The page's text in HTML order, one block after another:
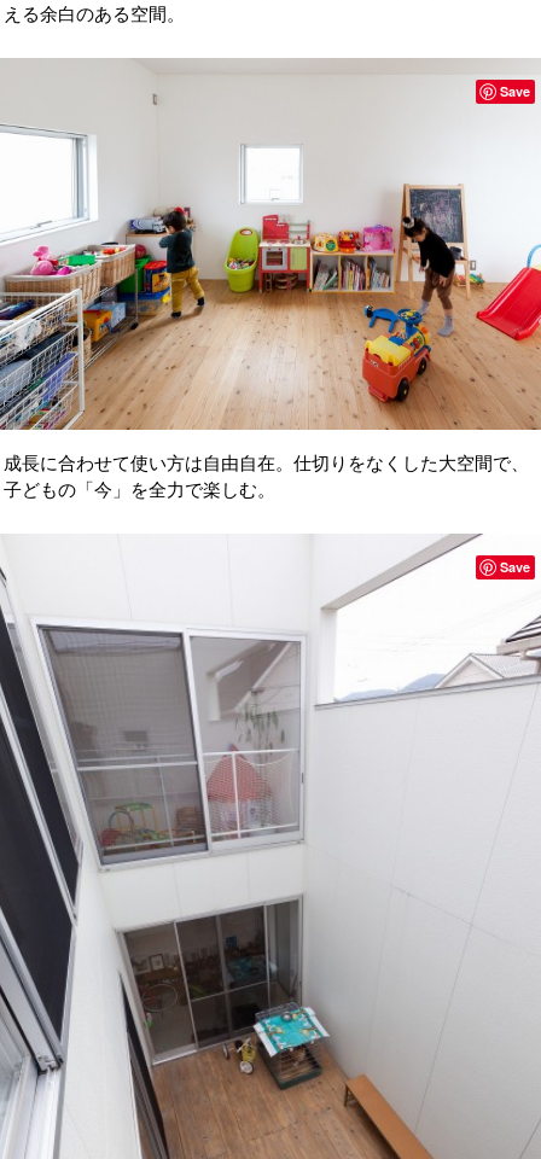
える余白のある空間。
成長に合わせて使い方は自由自在。仕切りをなくした大空間で、
子どもの「今」を全力で楽しむ。
Save
Save